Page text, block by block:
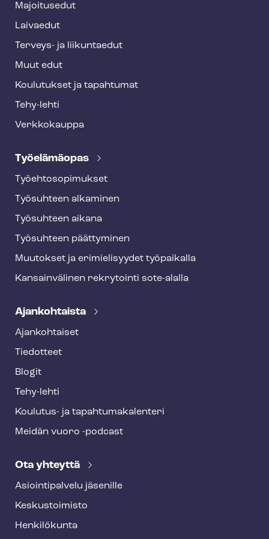
Majoitusedut
Laivaedut
Terveys- ja liikuntaedut
Muut edut
Koulutukset ja tapahtumat
Tehy-lehti
Verkkokauppa
Työelämäopas
Työ­eh­to­so­pi­muk­set
Työsuhteen alkaminen
Työsuhteen aikana
Työsuhteen päättyminen
Muutokset ja erimielisyydet työpaikalla
Kansainvälinen rekrytointi sote-alalla
Ajankohtaista
Ajankohtaiset
Tiedotteet
Blogit
Tehy-lehti
Koulutus- ja ta­pah­tu­ma­ka­len­te­ri
Meidän vuoro -podcast
Ota yhteyttä
Asioin­ti­pal­ve­lu jäsenille
Keskustoimisto
Henkilökunta